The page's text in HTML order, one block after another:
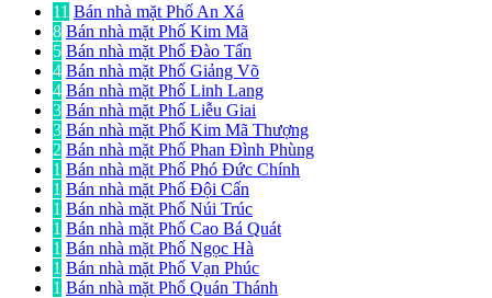
11 Bán nhà mặt Phố An Xá
8 Bán nhà mặt Phố Kim Mã
5 Bán nhà mặt Phố Đào Tấn
4 Bán nhà mặt Phố Giảng Võ
4 Bán nhà mặt Phố Linh Lang
3 Bán nhà mặt Phố Liễu Giai
3 Bán nhà mặt Phố Kim Mã Thượng
2 Bán nhà mặt Phố Phan Đình Phùng
1 Bán nhà mặt Phố Phó Đức Chính
1 Bán nhà mặt Phố Đội Cấn
1 Bán nhà mặt Phố Núi Trúc
1 Bán nhà mặt Phố Cao Bá Quát
1 Bán nhà mặt Phố Ngọc Hà
1 Bán nhà mặt Phố Vạn Phúc
1 Bán nhà mặt Phố Quán Thánh